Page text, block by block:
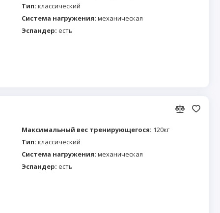
Тип: классический
Система нагружения: механическая
Эспандер: есть
Максимальный вес тренирующегося: 120кг
Тип: классический
Система нагружения: механическая
Эспандер: есть